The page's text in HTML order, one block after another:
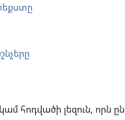
հոդվածի լեզուն, որն